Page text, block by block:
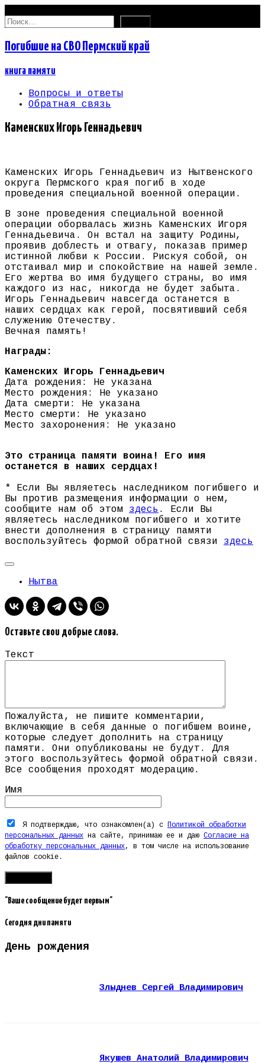
Найти:
Погибшие на СВО Пермский край
книга памяти
Вопросы и ответы
Обратная связь
Каменских Игорь Геннадьевич
Каменских Игорь Геннадьевич из Нытвенского
округа Пермского края погиб в ходе
проведения специальной военной операции.
В зоне проведения специальной военной
операции оборвалась жизнь Каменских Игоря
Геннадьевича. Он встал на защиту Родины,
проявив доблесть и отвагу, показав пример
истинной любви к России. Рискуя собой, он
отстаивал мир и спокойствие на нашей земле.
Его жертва во имя будущего страны, во имя
каждого из нас, никогда не будет забыта.
Игорь Геннадьевич навсегда останется в
наших сердцах как герой, посвятивший себя
служению Отечеству.
Вечная память!
Награды:
Каменских Игорь Геннадьевич
Дата рождения: Не указана
Место рождения: Не указано
Дата смерти: Не указана
Место смерти: Не указано
Место захоронения: Не указано
Это страница памяти воина! Его имя
останется в наших сердцах!
* Если Вы являетесь наследником погибшего и
Вы против размещения информации о нем,
сообщите нам об этом здесь . Если Вы
являетесь наследником погибшего и хотите
внести дополнения в страницу памяти
воспользуйтесь формой обратной связи здесь
Нытва
Оставьте свои добрые слова.
Текст
Пожалуйста, не пишите комментарии,
включающие в себя данные о погибшем воине,
которые следует дополнить на страницу
памяти. Они опубликованы не будут. Для
этого воспользуйтесь формой обратной связи.
Все сообщения проходят модерацию.
Имя
Я подтверждаю, что ознакомлен(а) с
Политикой обработки
персональных данных на сайте, принимаю ее и даю Согласие на
обработку персональных данных, в том числе на использование
файлов cookie.
"Ваше сообщение будет первым"
Сегодня дни памяти
День рождения
Злыднев Сергей Владимирович
Якушев Анатолий Владимирович